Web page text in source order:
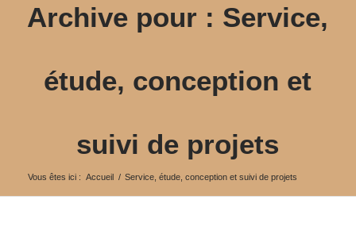
Archive pour : Service,
étude, conception et
suivi de projets
Vous êtes ici : Accueil / Service, étude, conception et suivi de projets